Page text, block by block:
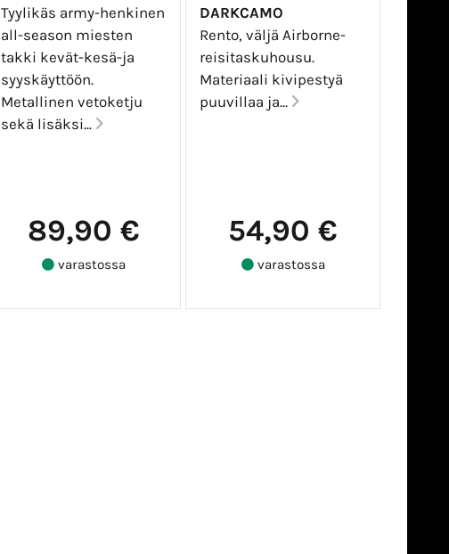
Tyylikäs army-henkinen
all-season miesten
takki kevät-kesä-ja
syyskäyttöön.
Metallinen vetoketju
sekä lisäksi...
89,90 €
varastossa
DARKCAMO
Rento, väljä Airborne-
reisitaskuhousu.
Materiaali kivipestyä
puuvillaa ja...
54,90 €
varastossa